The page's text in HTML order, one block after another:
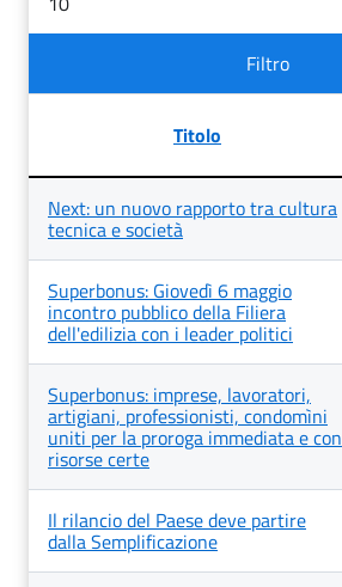
Filtro
degli
articoli
nella
Primo
Piano
Titolo
Next: un nuovo rapporto tra cultura
tecnica e società
Superbonus: Giovedì 6 maggio
incontro pubblico della Filiera
dell'edilizia con i leader politici
Superbonus: imprese, lavoratori,
artigiani, professionisti, condomìni
uniti per la proroga immediata e con
risorse certe
Il rilancio del Paese deve partire
dalla Semplificazione